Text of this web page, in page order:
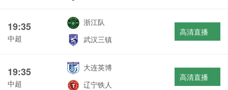
19:35
中超
浙江队
武汉三镇
高清直播
19:35
中超
大连英博
辽宁铁人
高清直播